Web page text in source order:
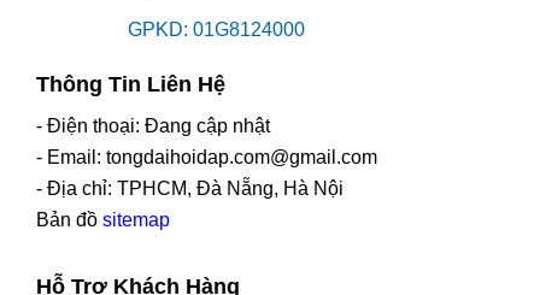
GPKD: 01G8124000
Thông Tin Liên Hệ
- Điện thoại: Đang cập nhật
- Email: tongdaihoidap.com@gmail.com
- Địa chỉ: TPHCM, Đà Nẵng, Hà Nội
Bản đồ sitemap
Hỗ Trợ Khách Hàng